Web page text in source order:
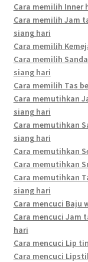
Cara memilih
Cara memilih Jam
siang hari
Cara memilih
Cara memilih
siang hari
Cara memilih Tas
Cara memutihkan
siang hari
Cara memutihkan
siang hari
Cara memutihkan
Cara memutihkan
Cara memutihkan
siang hari
Cara mencuci Baju
Cara mencuci Jam
hari
Cara mencuci Lip
Cara mencuci